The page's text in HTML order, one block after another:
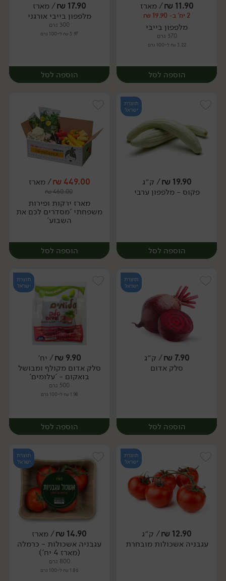
מארז מארז
11.90
₪/ מארז
2 יח' ב- 19.90 ₪
מלפפון בייבי
370 גרם
3.22 ₪ ל-100 גרם
הוספה לסל
מארז
17.90
₪/ מארז
מלפפון בייבי אורגני
300 גרם
5.97 ₪ ל-100 גרם
הוספה לסל
מארז
תוצרת
ישראל
19.90
₪/ ק״ג
פקוס - מלפפון ערבי
הוספה לסל
יח׳ ק״ג
449.00
₪/ מארז
460.00
₪
מארז ירקות ופירות
משפחתי 'מסדרים לכם את
השבוע'
הוספה לסל
מארז
תוצרת
ישראל
7.90
₪/ ק״ג
סלק אדום
הוספה לסל
יח׳ ק״ג
תוצרת
ישראל
9.90
₪/ יח׳
סלק אדום מקולף ומבושל
בואקום - 'עלומים'
500 גרם
1.98 ₪ ל-100 גרם
הוספה לסל
יח׳
תוצרת
ישראל
12.90
₪/ ק״ג
עגבניה אשכולות מובחרת
תוצרת
ישראל
14.90
₪/ מארז
עגבניה אשכולות - כרמלה
(מארז 4 יח')
800 גרם
1.86 ₪ ל-100 גרם